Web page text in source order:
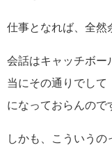
仕事となれば、全然
会話はキャッチボー
当にその通りでして
になっておらんので
しかも、こういうの